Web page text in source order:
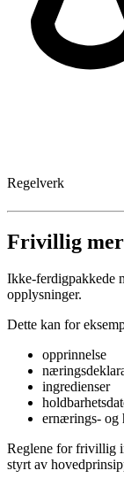
Regelverk
Frivillig
Ikke-ferdigpakkede
opplysninger.
Dette kan for
opprinnelse
ingredienser
ernærings- og
Reglene for frivillig
styrt av